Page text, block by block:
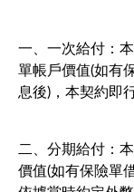
一、一次給付：
單帳戶價值(如有
息後)，本契約即
二、分期給付：
價值(如有保險單